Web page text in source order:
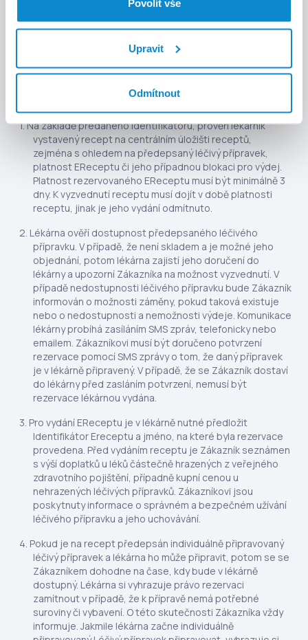
Povolit vše
Upravit
Odmítnout
Dojde-li k uvedenému v předchozím odstavci,
Poskytovatel je povinen předat Lékárně údaje, které
Zákazník obdrží na zadanou emailovou adresu souhrn
zadaných údajů specifikovaných v ustanovení čl. II odst.
2 Podmínek užití.
Na základě předaného Identifikátoru, prověří lékárník
vystavený recept na centrálním úložišti receptů,
zejména s ohledem na předepsaný léčivý přípravek,
platnost EReceptu či jeho případnou blokaci pro výdej.
Platnost rezervovaného EReceptu musí být minimálně 3
dny. K vyzvednutí receptu musí dojít v době platnosti
receptu, jinak je jeho vydání odmítnuto.
Lékárna ověří dostupnost předepsaného léčivého
přípravku. V případě, že není skladem a je možné jeho
objednání, potom lékárna zajistí jeho doručení do
lékárny a upozorní Zákazníka na možnost vyzvednutí. V
případě nedostupnosti léčivého přípravku bude Zákazník
informován o možnosti záměny, pokud taková existuje
nebo o nedostupnosti a nemožnosti výdeje. Komunikace
lékárny probíhá zasíláním SMS zpráv, telefonicky nebo
emailem. Zákazníkovi musí být doručeno potvrzení
rezervace pomocí SMS zprávy o tom, že daný přípravek
je v lékárně připravený. V případě, že se Zákazník dostaví
do lékárny před zasláním potvrzení, nemusí být
rezervace lékárnou vydána.
Pro vydání EReceptu je v lékárně nutné předložit
Identifikátor Ereceptu a jméno, na které byla rezervace
provedena. Před vydáním receptu je Zákazník seznámen
s výší doplatků u léků částečně hrazených z veřejného
zdravotního pojištění, případně kupní cenou u
nehrazených léčivých přípravků. Zákazníkovi jsou
poskytnuty informace o správném a bezpečném užívání
léčivého přípravku a jeho uchovávání.
Pokud je na recept předepsán individuálně připravovaný
léčivý přípravek a lékárna ho může připravit, potom se se
Zákazníkem dohodne na čase, kdy bude v lékárně
dostupný. Lékárna si vyhrazuje právo rezervaci
zamítnout v případě, že k přípravě nemá potřebné
suroviny či vybavení. O této skutečnosti Zákazníka vždy
informuje. Jakmile lékárna začne individuálně